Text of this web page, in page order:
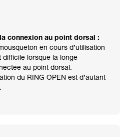
connexion au point dorsal :
en cours d’utilisation
difficile lorsque la longe
au point dorsal.
du RING OPEN est d’autant